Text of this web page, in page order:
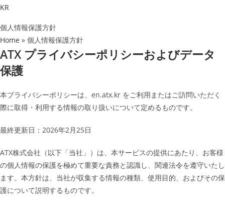
KR
個人情報保護方針
Home » 個人情報保護方針
ATX プライバシーポリシーおよびデータ
保護
本プライバシーポリシーは、en.atx.kr をご利用またはご訪問いただく
際に取得・利用する情報の取り扱いについて定めるものです。
最終更新日：2026年2月25日
ATX株式会社（以下「当社」）は、本サービスの提供にあたり、お客様
の個人情報の保護を極めて重要な責務と認識し、関連法令を遵守いたし
ます。本方針は、当社が収集する情報の種類、使用目的、およびその保
護について説明するものです。